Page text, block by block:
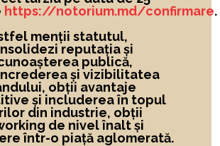
https://notorium.md/confirmare.
menții statutul,
reputația și
publică,
și vizibilitatea
, obții avantaje
și includerea în topul
din industrie, obții
de nivel înalt și
într-o piață aglomerată.